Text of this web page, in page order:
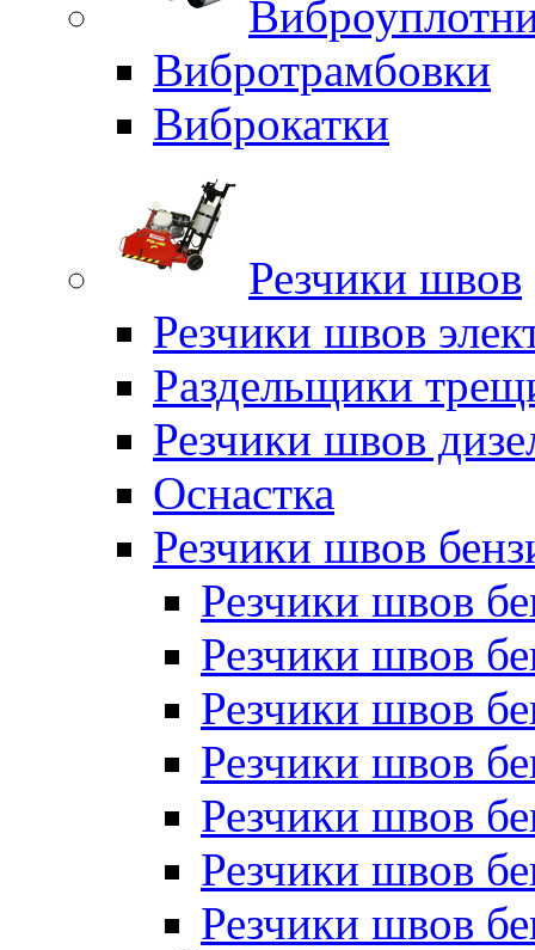
Вибротрамбовки
Виброкатки
Резчики швов
Резчики швов
Раздельщики
Резчики швов
Оснастка
Резчики швов
Резчики швов
Резчики швов
Резчики швов
Резчики швов
Резчики швов
Резчики швов
Резчики швов